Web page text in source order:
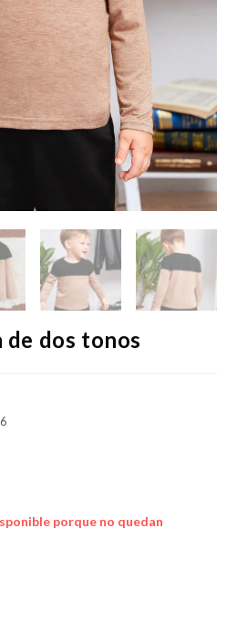
de dos tonos
porque no quedan